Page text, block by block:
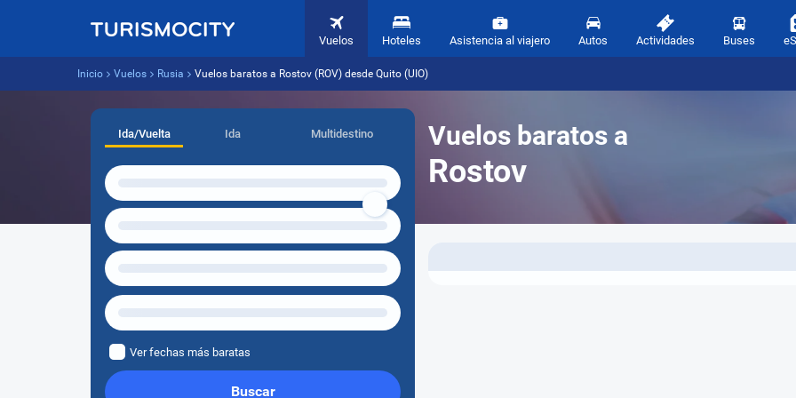
Vuelos Hoteles Asistencia al viajero Autos Actividades Buses
Inicio Vuelos Rusia Vuelos baratos a Rostov (ROV) desde Quito (UIO)
Vuelos baratos a
Rostov
Ida/Vuelta Ida Multidestino
Ver fechas más baratas
Buscar